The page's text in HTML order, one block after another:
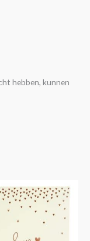
hebben, kunnen